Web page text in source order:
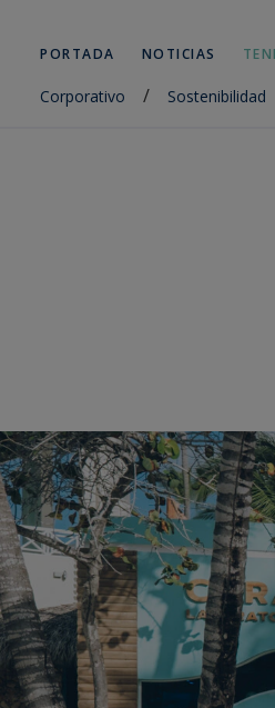
PORTADA NOTICIAS
Corporativo / Sostenibilidad